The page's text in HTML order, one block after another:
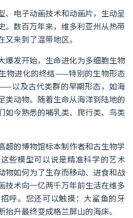
、电子动画技术和动画片，生动呈
。数百万年来，维多利亚州从热带
来到了温带地区。
爆发开始，生命进化为多细胞生物
物进化的终结——特别的生物形态
以及古代类群的早期形态，如海
类动物。随着生命从海洋到陆地的
如今熟悉的哺乳类、爬行类、鸟类
超的博物馆标本制作者和古生物学
些模型可以说是精准科学的艺术
物如何为了生存而移动、进食和战
技术向一亿两千万年前生活在维多
呼。您还可以触摸：大鲨鱼的牙
升最终变成格兰屏山的海床。